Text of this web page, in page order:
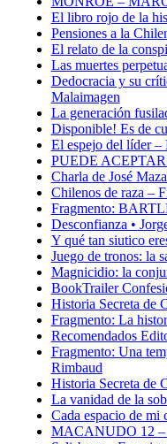
El libro rojo de la
Pensiones a la
El relato de la
Las muertes
Dedocracia y su
Malaimagen
La generación
Disponible! Es de
El espejo del líder –
PUEDE
Charla de José
Chilenos de raza –
Fragmento:
Desconfianza •
Y qué tan siutico
Juego de tronos: la
Magnicidio: la
BookTrailer
Historia Secreta de
Fragmento: La
Recomendados
Fragmento: Una
Rimbaud
Historia Secreta de
La vanidad de la
Cada espacio de
MACANUDO 12 –